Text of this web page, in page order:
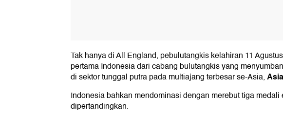
Tak hanya di All England, pebulutangkis kelahiran 11
pertama Indonesia dari cabang bulutangkis yang
di sektor tunggal putra pada multiajang terbesar se-Asia,
Indonesia bahkan mendominasi dengan merebut tiga
dipertandingkan.